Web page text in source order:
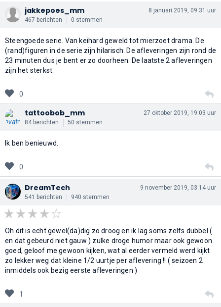
jakkepoes_mm
467 berichten 0 stemmen
8 januari 2019, 09:31 uur
Steengoede serie. Van keihard geweld tot mierzoet drama. De
(rand)figuren in de serie zijn hilarisch. De afleveringen zijn rond de
23 minuten dus je bent er zo doorheen. De laatste 2 afleveringen
zijn het sterkst.
0
tattoobob_mm
84 berichten 50 stemmen
27 oktober 2019, 19:03 uur
Ik ben benieuwd.
0
DreamTech
541 berichten 940 stemmen
9 november 2019, 03:14 uur
Oh dit is echt gewel(da)dig zo droog en ik lag soms zelfs dubbel (
en dat gebeurd niet gauw ) zulke droge humor maar ook gewoon
goed, geloof me gewoon kijken, wat al eerder vermeld werd kijkt
zo lekker weg dat kleine 1/2 uurtje per aflevering !! ( seizoen 2
inmiddels ook bezig eerste afleveringen )
1